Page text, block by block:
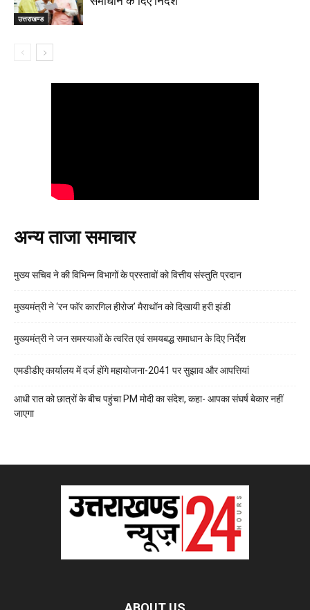
उत्तराखण्ड
अन्य ताजा समाचार
मुख्य सचिव ने की विभिन्न विभागों के प्रस्तावों को वित्तीय संस्तुति प्रदान
मुख्यमंत्री ने ‘रन फॉर कारगिल हीरोज’ मैराथॉन को दिखायी हरी झंडी
मुख्यमंत्री ने जन समस्याओं के त्वरित एवं समयबद्ध समाधान के दिए निर्देश
एमडीडीए कार्यालय में दर्ज होंगे महायोजना-2041 पर सुझाव और आपत्तियां
आधी रात को छात्रों के बीच पहुंचा PM मोदी का संदेश, कहा- आपका संघर्ष बेकार नहीं
जाएगा